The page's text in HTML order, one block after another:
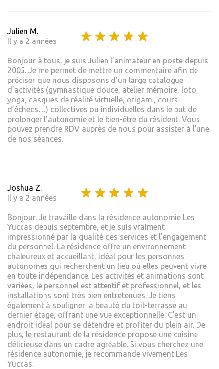
Julien M.
Il y a 2 années
Bonjour à tous, je suis Julien l’animateur en poste depuis
2005. Je me permet de mettre un commentaire afin de
préciser que nous disposons d’un large catalogue
d’activités (gymnastique douce, atelier mémoire, loto,
yoga, casques de réalité virtuelle, origami, cours
d’échecs…) collectives ou individuelles dans le but de
prolonger l’autonomie et le bien-être du résident. Vous
pouvez prendre RDV auprès de nous pour assister à l’une
de nos séances.
Joshua Z.
Il y a 2 années
Bonjour. Je travaille dans la résidence autonomie Les
Yuccas depuis septembre, et je suis vraiment
impressionné par la qualité des services et l'engagement
du personnel. La résidence offre un environnement
chaleureux et accueillant, idéal pour les personnes
autonomes qui recherchent un lieu où elles peuvent vivre
en toute indépendance. Les activités et animations sont
variées, le personnel est attentif et professionnel, et les
installations sont très bien entretenues. Je tiens
également à souligner la beauté du toit-terrasse au
dernier étage, offrant une vue exceptionnelle. C'est un
endroit idéal pour se détendre et profiter du plein air. De
plus, le restaurant de la résidence propose une cuisine
délicieuse dans un cadre agréable. Si vous cherchez une
résidence autonomie, je recommande vivement Les
Yuccas.